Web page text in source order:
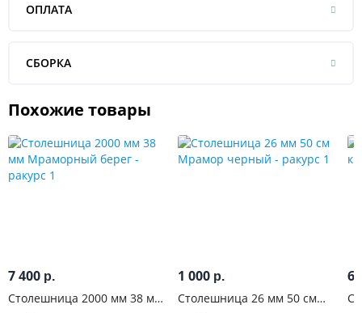
ОПЛАТА
СБОРКА
Похожие товары
7 400 р.
Столешница 2000 мм 38 мм
1 000 р.
Столешница 26 мм 50 см